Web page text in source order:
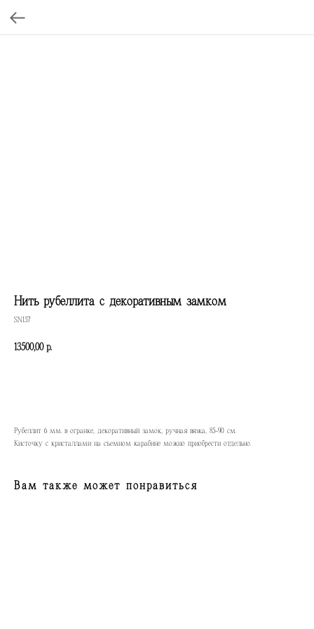
Нить рубеллита с декоративным замком
SN157
13500,00 р.
Рубеллит 6 мм. в огранке, декоративный замок, ручная вязка, 85-90 см.
Кисточку с кристаллами на съемном карабине можно приобрести отдельно.
Вам также может понравиться